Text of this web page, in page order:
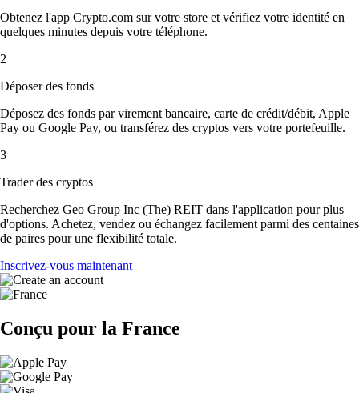
Obtenez l'app Crypto.com sur votre store et vérifiez votre identité en
quelques minutes depuis votre téléphone.
2
Déposer des fonds
Déposez des fonds par virement bancaire, carte de crédit/débit, Apple
Pay ou Google Pay, ou transférez des cryptos vers votre portefeuille.
3
Trader des cryptos
Recherchez Geo Group Inc (The) REIT dans l'application pour plus
d'options. Achetez, vendez ou échangez facilement parmi des centaines
de paires pour une flexibilité totale.
Inscrivez-vous maintenant
Conçu pour la France